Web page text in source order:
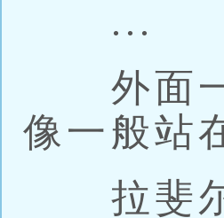
...
外面一
像一般站
拉斐尔